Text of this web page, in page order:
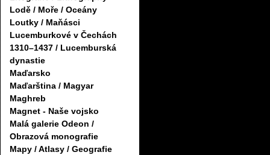
Lodě / Moře / Oceány
Loutky / Maňásci
Lucemburkové v Čechách
1310–1437 / Lucemburská
dynastie
Maďarsko
Maďarština / Magyar
Maghreb
Magnet - Naše vojsko
Malá galerie Odeon /
Obrazová monografie
Mapy / Atlasy / Geografie